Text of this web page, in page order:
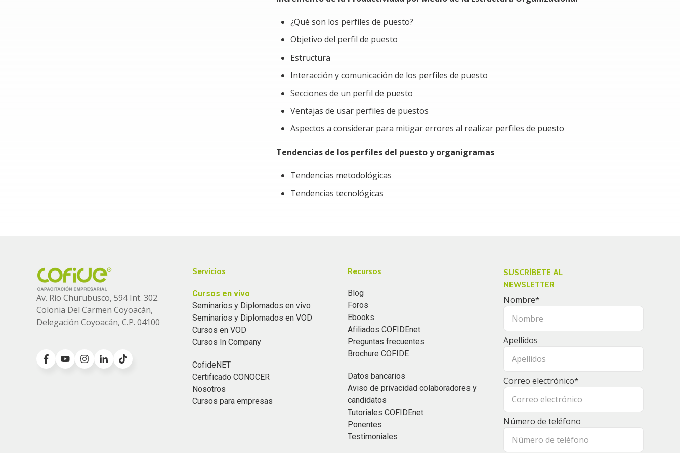
¿Qué son los perfiles de puesto?
Objetivo del perfil de puesto
Estructura
Interacción y comunicación de los perfiles de puesto
Secciones de un perfil de puesto
Ventajas de usar perfiles de puestos
Aspectos a considerar para mitigar errores al realizar perfiles de puesto
Tendencias de los perfiles del puesto y organigramas
Tendencias metodológicas
Tendencias tecnológicas
Av. Río Churubusco, 594 Int. 302.
Colonia Del Carmen Coyoacán,
Delegación Coyoacán, C.P. 04100
Servicios
Cursos en vivo
Seminarios y Diplomados en vivo
Seminarios y Diplomados en VOD
Cursos en VOD
Cursos In Company
CofideNET
Certificado CONOCER
Nosotros
Cursos para empresas
Recursos
Blog
Foros
Ebooks
Afiliados COFIDEnet
Preguntas frecuentes
Brochure COFIDE
Datos bancarios
Aviso de privacidad colaboradores y
candidatos
Tutoriales COFIDEnet
Ponentes
Testimoniales
SUSCRÍBETE AL
NEWSLETTER
Nombre*
Apellidos
Correo electrónico*
Número de teléfono